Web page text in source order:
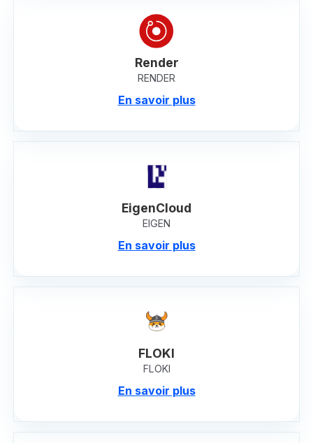
Render
RENDER
En savoir plus
EigenCloud
EIGEN
En savoir plus
FLOKI
FLOKI
En savoir plus